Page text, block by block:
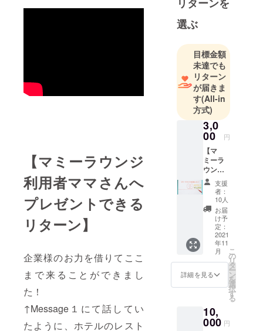
【マミーラウンジ
利用者ママさんへ
プレゼントできる
リターン】
企業様のお力を借りてここ
まで来ることができまし
た！
↑Message１にて話してい
たように、ホテルのレスト
するビック
サイトに成
育児と住ま
いのサイト
「ママ住
ま」の運
営、フリー
ペーパーの
発行、親子
カフェの運
営など育児
に関連した
オリジナル
企画を積極
的に開発。
選ぶ
目標金額
未達でも
リターン
が届きま
す(All-in
方式)
3,0
00 円
【マ
ミーラ
ウンジ
を応
援！】
こちら
の応援
購入し
ていた
だいた
方へ
は、 感
謝の気
持ちを
込めて
お礼
をお送
りさせ
ていた
支援
者：
10人
お届
け予
定：
2021
年11
月
詳細を見る
こ
の
リ
タ
ー
ン
を
選
択
す
る
10,
000 円